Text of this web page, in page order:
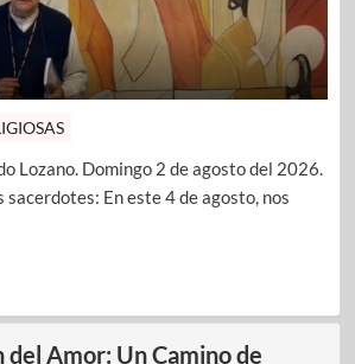
Lozano. Domingo 2 de agosto del 2026.
En este 4 de agosto, nos
del Amor: Un Camino de